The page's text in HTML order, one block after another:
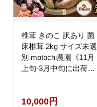
椎茸 きのこ 訳あり 菌
床椎茸 2kg サイズ未選
別 motochi農園《11月
上旬-3月中旬に出荷予
産 国産 お取り寄せ 送
10,000円